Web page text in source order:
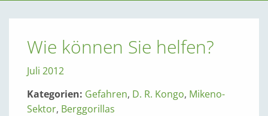
Wie können Sie helfen?
Juli 2012
Kategorien: Gefahren, D. R. Kongo, Mikeno-
Sektor, Berggorillas